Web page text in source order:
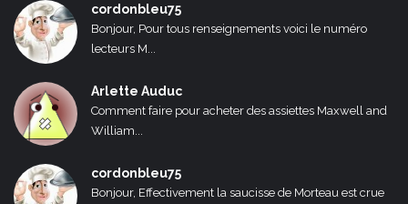
cordonbleu75
Bonjour, Pour tous renseignements voici le numéro
lecteurs M...
Arlette Auduc
Comment faire pour acheter des assiettes Maxwell and
William...
cordonbleu75
Bonjour, Effectivement la saucisse de Morteau est crue